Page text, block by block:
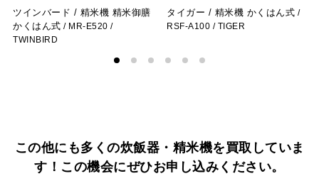
ツインバード / 精米機 精米御膳
かくはん式 / MR-E520 /
TWINBIRD
タイガー / 精米機 かくはん式 /
RSF-A100 / TIGER
この他にも多くの炊飯器・精米機を買取していま
す！ この機会にぜひお申し込みください。